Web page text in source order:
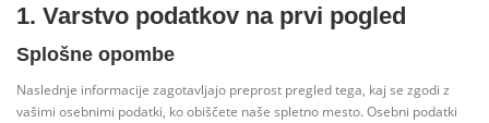
DELOVNA
1. Varstvo podatkov na prvi pogled
Splošne opombe
Naslednje informacije zagotavljajo preprost pregled tega, kaj se zgodi z
vašimi osebnimi podatki, ko obiščete naše spletno mesto. Osebni podatki